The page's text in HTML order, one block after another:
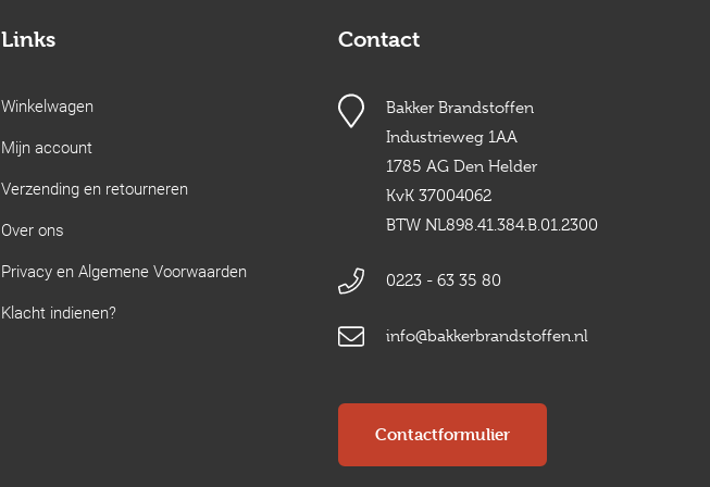
Links
Winkelwagen
Mijn account
Verzending en retourneren
Over ons
Privacy en Algemene Voorwaarden
Klacht indienen?
Contact
Bakker Brandstoffen
Industrieweg 1AA
1785 AG Den Helder
KvK 37004062
BTW NL898.41.384.B.01.2300
0223 - 63 35 80
info@bakkerbrandstoffen.nl
Contactformulier